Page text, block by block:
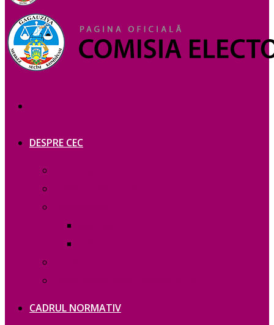
DESPRE CEC
CADRUL NORMATIV